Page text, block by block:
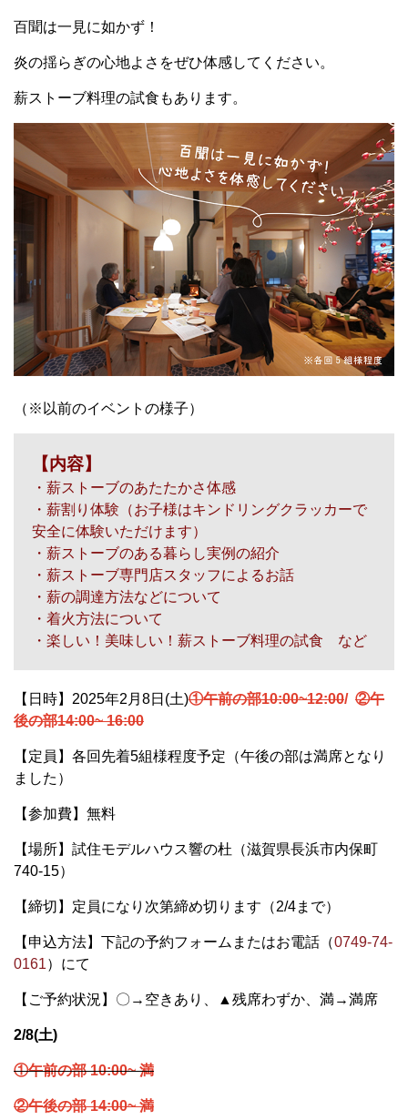
百聞は一見に如かず！
炎の揺らぎの心地よさをぜひ体感してください。
薪ストーブ料理の試食もあります。
（※以前のイベントの様子）
【内容】
・薪ストーブのあたたかさ体感
・薪割り体験（お子様はキンドリングクラッカーで
安全に体験いただけます）
・薪ストーブのある暮らし実例の紹介
・薪ストーブ専門店スタッフによるお話
・薪の調達方法などについて
・着火方法について
・楽しい！美味しい！薪ストーブ料理の試食 など
【日時】2025年2月8日(土)①午前の部10:00~12:00/ ②午
後の部14:00~ 16:00
【定員】各回先着5組様程度予定（午後の部は満席となり
ました）
【参加費】無料
【場所】試住モデルハウス響の杜（滋賀県長浜市内保町
740-15）
【締切】定員になり次第締め切ります（2/4まで）
【申込方法】下記の予約フォームまたはお電話（0749-74-
0161）にて
【ご予約状況】 〇→空きあり、▲残席わずか、満→満席
2/8(土)
①午前の部 10:00~ 満
②午後の部 14:00~ 満